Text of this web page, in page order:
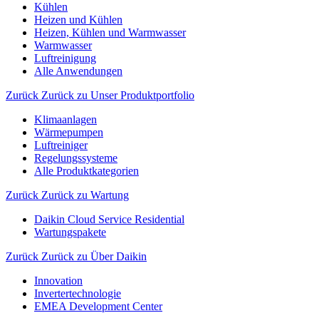
Kühlen
Heizen und Kühlen
Heizen, Kühlen und Warmwasser
Warmwasser
Luftreinigung
Alle Anwendungen
Zurück Zurück zu Unser Produktportfolio
Klimaanlagen
Wärmepumpen
Luftreiniger
Regelungssysteme
Alle Produktkategorien
Zurück Zurück zu Wartung
Daikin Cloud Service Residential
Wartungspakete
Zurück Zurück zu Über Daikin
Innovation
Invertertechnologie
EMEA Development Center